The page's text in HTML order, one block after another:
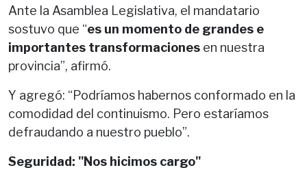
Ante la Asamblea Legislativa, el mandatario
sostuvo que “es un momento de grandes e
importantes transformaciones en nuestra
provincia”, afirmó.
Y agregó: “Podríamos habernos conformado en la
comodidad del continuismo. Pero estaríamos
defraudando a nuestro pueblo”.
Seguridad: "Nos hicimos cargo"